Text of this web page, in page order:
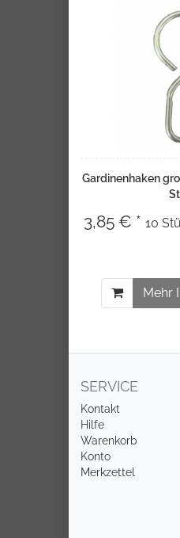
Gardinenhaken
3,85 € *10
Mehr
SERVICE
Kontakt
Hilfe
Warenkorb
Konto
Merkzettel